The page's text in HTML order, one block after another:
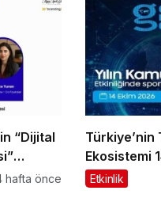
“Dijital
hafta önce
Türkiye’nin
Ekosistemi
Vadisi’nde
Etkinlik